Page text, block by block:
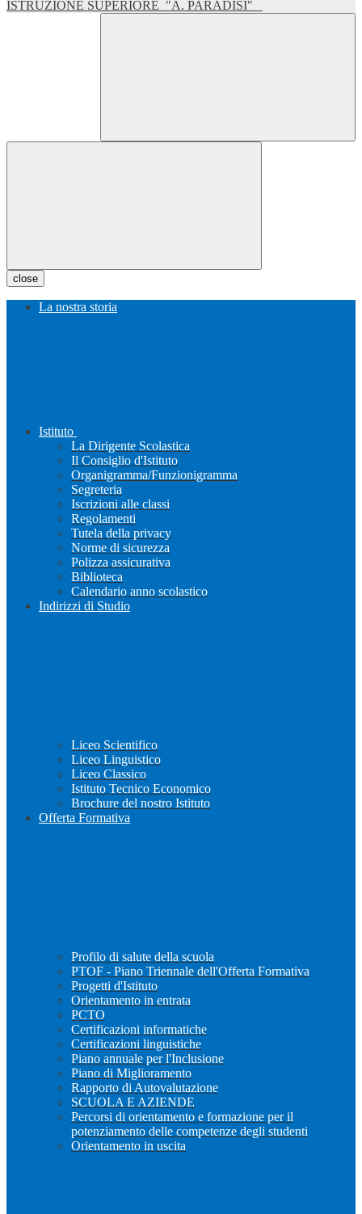
ISTRUZIONE SUPERIORE "A. PARADISI"
close
La nostra storia
Istituto
La Dirigente Scolastica
Il Consiglio d'Istituto
Organigramma/Funzionigramma
Segreteria
Iscrizioni alle classi
Regolamenti
Tutela della privacy
Norme di sicurezza
Polizza assicurativa
Biblioteca
Calendario anno scolastico
Indirizzi di Studio
Liceo Scientifico
Liceo Linguistico
Liceo Classico
Istituto Tecnico Economico
Brochure del nostro Istituto
Offerta Formativa
Profilo di salute della scuola
PTOF - Piano Triennale dell'Offerta Formativa
Progetti d'Istituto
Orientamento in entrata
PCTO
Certificazioni informatiche
Certificazioni linguistiche
Piano annuale per l'Inclusione
Piano di Miglioramento
Rapporto di Autovalutazione
SCUOLA E AZIENDE
Percorsi di orientamento e formazione per il
potenziamento delle competenze degli studenti
Orientamento in uscita